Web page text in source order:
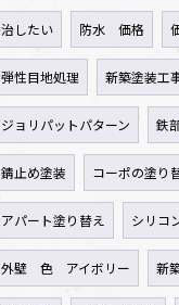
治したい 防水 価格
弾性目地処理 新築塗装工
ジョリパットパターン 鉄
錆止め塗装 コーポの塗り
アパート塗り替え シリコ
外壁 色 アイボリー 新